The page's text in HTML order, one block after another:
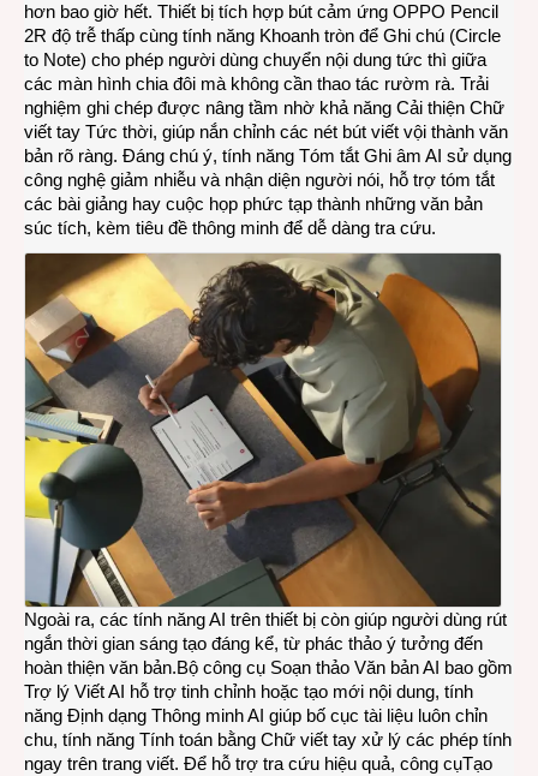
hơn bao giờ hết. Thiết bị tích hợp bút cảm ứng OPPO Pencil
2R độ trễ thấp cùng tính năng Khoanh tròn để Ghi chú (Circle
to Note) cho phép người dùng chuyển nội dung tức thì giữa
các màn hình chia đôi mà không cần thao tác rườm rà. Trải
nghiệm ghi chép được nâng tầm nhờ khả năng Cải thiện Chữ
viết tay Tức thời, giúp nắn chỉnh các nét bút viết vội thành văn
bản rõ ràng. Đáng chú ý, tính năng Tóm tắt Ghi âm AI sử dụng
công nghệ giảm nhiễu và nhận diện người nói, hỗ trợ tóm tắt
các bài giảng hay cuộc họp phức tạp thành những văn bản
súc tích, kèm tiêu đề thông minh để dễ dàng tra cứu.
Ngoài ra, các tính năng AI trên thiết bị còn giúp người dùng rút
ngắn thời gian sáng tạo đáng kể, từ phác thảo ý tưởng đến
hoàn thiện văn bản.Bộ công cụ Soạn thảo Văn bản AI bao gồm
Trợ lý Viết AI hỗ trợ tinh chỉnh hoặc tạo mới nội dung, tính
năng Định dạng Thông minh AI giúp bố cục tài liệu luôn chỉn
chu, tính năng Tính toán bằng Chữ viết tay xử lý các phép tính
ngay trên trang viết. Để hỗ trợ tra cứu hiệu quả, công cụTạo